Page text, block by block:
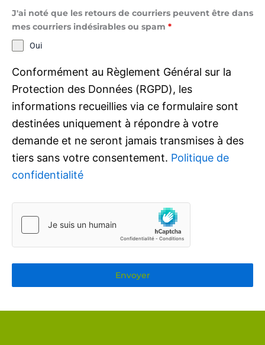
J'ai noté que les retours de courriers peuvent être dans
mes courriers indésirables ou spam *
Oui
Conformément au Règlement Général sur la
Protection des Données (RGPD), les
informations recueillies via ce formulaire sont
destinées uniquement à répondre à votre
demande et ne seront jamais transmises à des
tiers sans votre consentement. Politique de
confidentialité
Envoyer